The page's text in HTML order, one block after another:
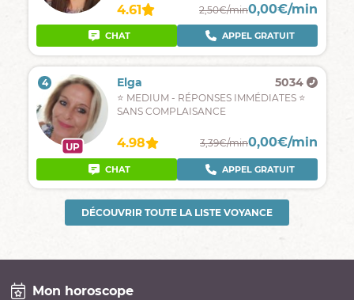
4.61 2,50€/min0,00€/min
CHAT APPEL GRATUIT
UP
4 Elga 5034
⭐ MEDIUM - RÉPONSES IMMÉDIATES ⭐
SANS COMPLAISANCE
4.98 3,39€/min0,00€/min
CHAT APPEL GRATUIT
DÉCOUVRIR TOUTE LA LISTE VOYANCE
Mon horoscope